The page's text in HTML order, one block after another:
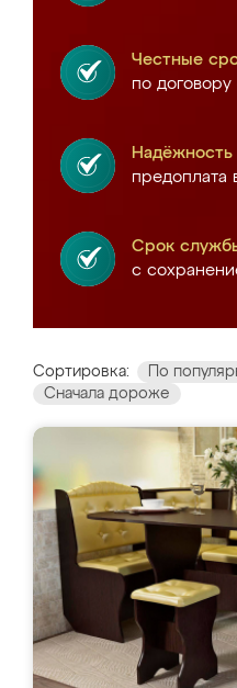
Честные
по
Надёжность
предоплата
Срок
с
Сортировка: По
Сначала дороже